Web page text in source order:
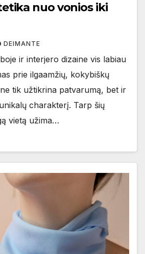
nuo vonios iki
DEIMANTE
ir interjero dizaine vis labiau
prie ilgaamžių, kokybiškų
tik užtikrina patvarumą, bet ir
charakterį. Tarp šių
vietą užima…